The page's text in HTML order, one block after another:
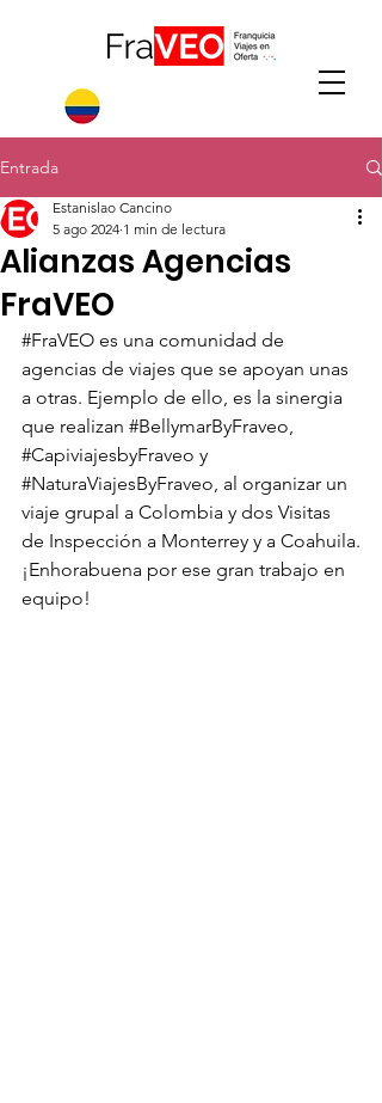
Entrada
Alianzas Agencias
FraVEO
Estanislao Cancino
5 ago 2024 1 min de lectura
#FraVEO es una comunidad de
agencias de viajes que se apoyan unas
a otras. Ejemplo de ello, es la sinergia
que realizan #BellymarByFraveo,
#CapiviajesbyFraveo y
#NaturaViajesByFraveo, al organizar un
viaje grupal a Colombia y dos Visitas
de Inspección a Monterrey y a Coahuila.
¡Enhorabuena por ese gran trabajo en
equipo!